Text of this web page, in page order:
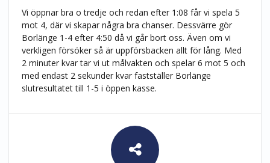
Vi öppnar bra o tredje och redan efter 1:08 får vi spela 5
mot 4, där vi skapar några bra chanser. Dessvärre gör
Borlänge 1-4 efter 4:50 då vi går bort oss. Även om vi
verkligen försöker så är uppförsbacken allt för lång. Med
2 minuter kvar tar vi ut målvakten och spelar 6 mot 5 och
med endast 2 sekunder kvar fastställer Borlänge
slutresultatet till 1-5 i öppen kasse.